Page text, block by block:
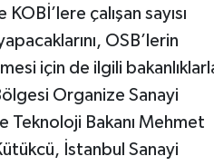
çalışan sayısı
OSB’lerin
için de ilgili
Organize Sanayi
Teknoloji Bakanı Mehmet
İstanbul Sanayi